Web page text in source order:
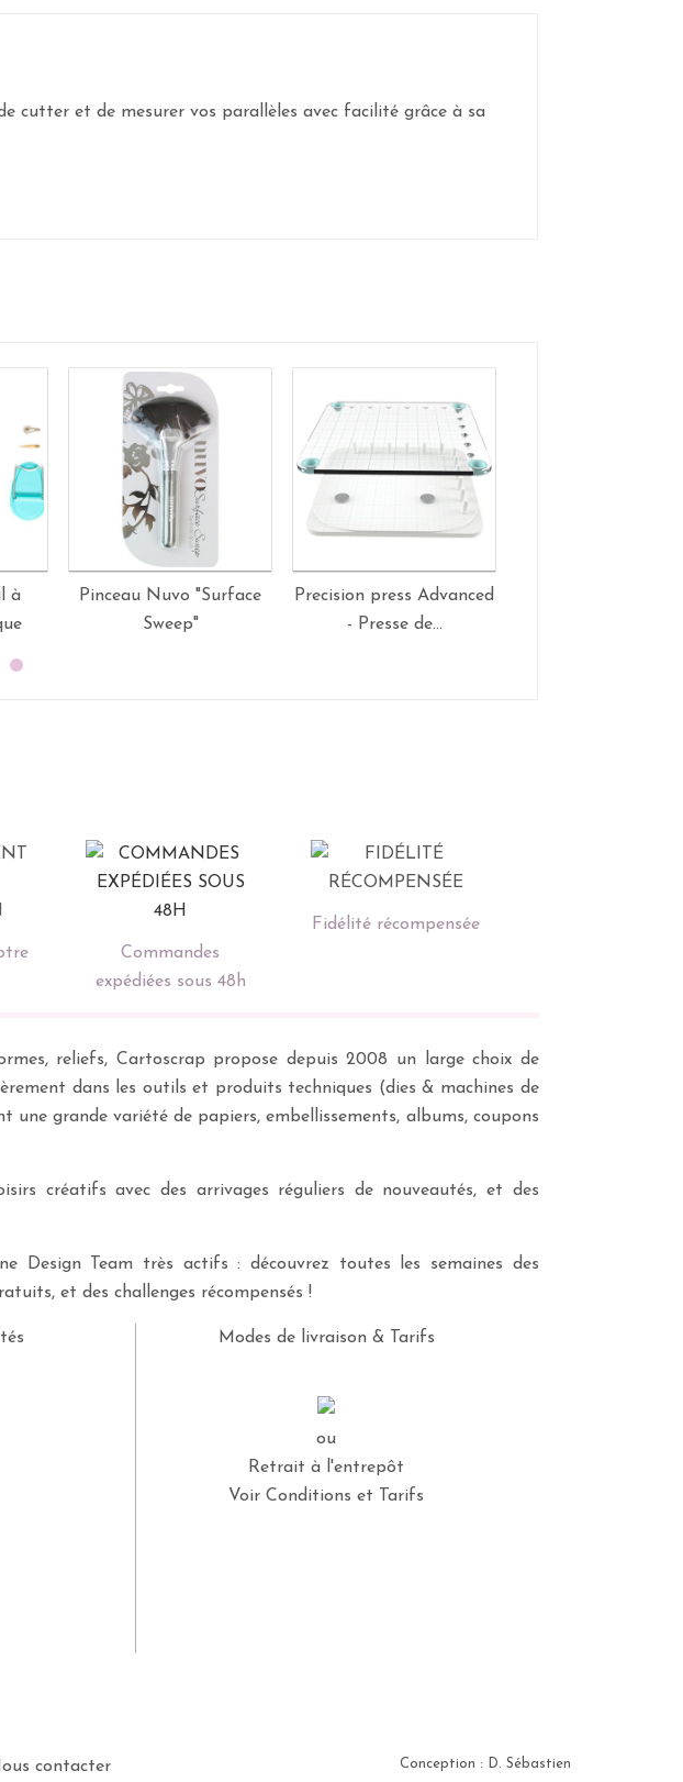
cutter et de mesurer vos parallèles avec facilité grâce à sa
à
Pinceau Nuvo "Surface
Sweep"
Precision press Advanced
- Presse de...
Commandes
expédiées sous 48h
Fidélité récompensée
reliefs, Cartoscrap propose depuis 2008 un large choix de
dans les outils et produits techniques (dies & machines de
grande variété de papiers, embellissements, albums, coupons
créatifs avec des arrivages réguliers de nouveautés, et des
Design Team très actifs : découvrez toutes les semaines des
et des challenges récompensés !
Modes de livraison & Tarifs
ou
Retrait à l'entrepôt
Voir Conditions et Tarifs
contacter Conception : D. Sébastien